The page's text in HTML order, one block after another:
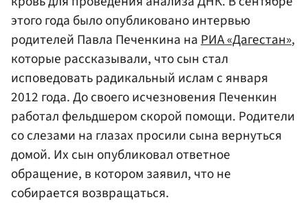
этого года было опубликовано интервью
родителей Павла Печенкина наРИА «Дагестан»,
которые рассказывали, что сын стал
исповедовать радикальный ислам с января
2012 года. До своего исчезновения Печенкин
работал фельдшером скорой помощи. Родители
со слезами на глазах просили сына вернуться
домой. Их сын опубликовал ответное
обращение, в котором заявил, что не
собирается возвращаться.